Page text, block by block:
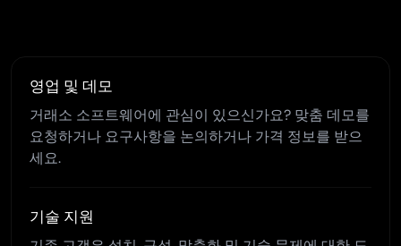
영업 및 데모
거래소 소프트웨어에 관심이 있으신가요? 맞춤 데모를
요청하거나 요구사항을 논의하거나 가격 정보를 받으
세요.
기술 지원